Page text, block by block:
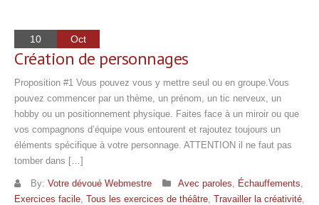
10 Oct
Création de personnages
Proposition #1 Vous pouvez vous y mettre seul ou en groupe.Vous
pouvez commencer par un thème, un prénom, un tic nerveux, un
hobby ou un positionnement physique. Faites face à un miroir ou que
vos compagnons d’équipe vous entourent et rajoutez toujours un
éléments spécifique à votre personnage. ATTENTION il ne faut pas
tomber dans […]
By: Votre dévoué Webmestre Avec paroles, Échauffements,
Exercices facile, Tous les exercices de théâtre, Travailler la créativité,